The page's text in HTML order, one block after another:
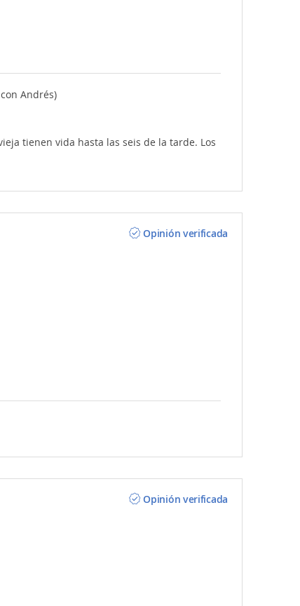
Andrés)
tienen vida hasta las seis de la tarde. Los
Opinión verificada
Opinión verificada